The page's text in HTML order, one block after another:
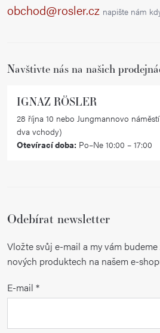
obchod@rosler.cz napište nám
Navštivte nás na našich
IGNAZ RÖSLER
28 října 10 nebo Jungmannovo
dva vchody)
Otevírací doba: Po–Ne 10:00 – 17:00
Odebírat newsletter
Vložte svůj e-mail a my vám
nových produktech na našem e-
E-mail